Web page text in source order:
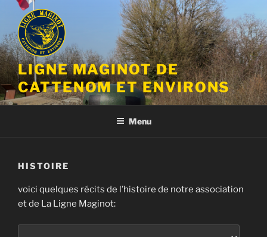
Aller
contenu
principal
LIGNE MAGINOT DE
CATTENOM ET ENVIRONS
Menu
HISTOIRE
voici quelques récits de l’histoire de notre association
et de La Ligne Maginot: